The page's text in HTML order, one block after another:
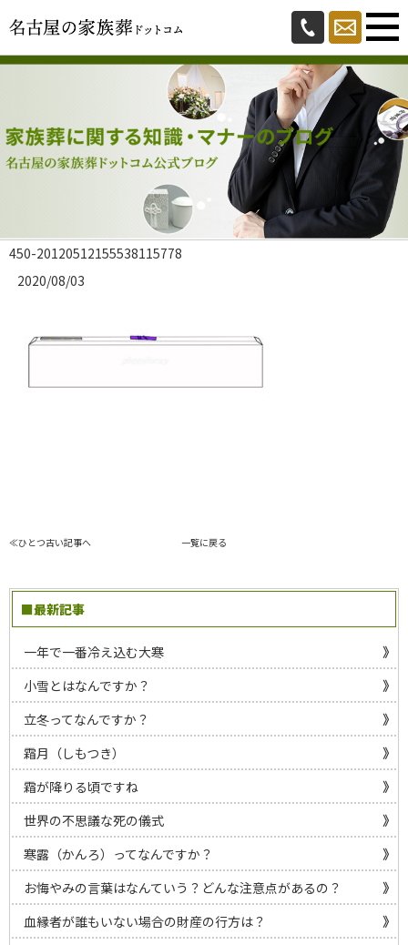
450-20120512155538115778
2020/08/03
≪ひとつ古い記事へ 一覧に戻る
■最新記事
一年で一番冷え込む大寒
小雪とはなんですか？
立冬ってなんですか？
霜月（しもつき）
霜が降りる頃ですね
世界の不思議な死の儀式
寒露（かんろ）ってなんですか？
お悔やみの言葉はなんていう？どんな注意点があるの？
血縁者が誰もいない場合の財産の行方は？